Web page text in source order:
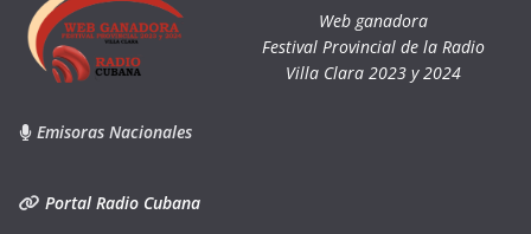
Web ganadora
Festival Provincial de la Radio
Villa Clara 2023 y 2024
Emisoras Nacionales
Portal Radio Cubana